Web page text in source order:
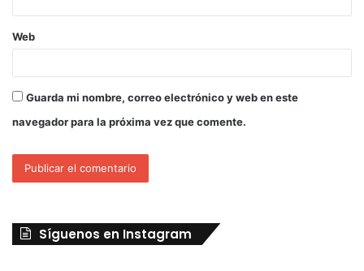
Web
Guarda mi nombre, correo electrónico y web en este
navegador para la próxima vez que comente.
Síguenos en Instagram